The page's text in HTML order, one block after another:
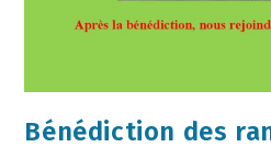
Bénédiction des